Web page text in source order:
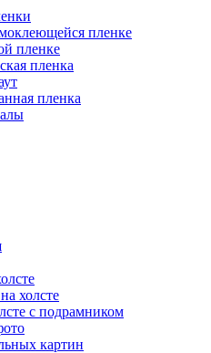
пленке
пленке
пленка
пленка
холсте
с подрамником
картин